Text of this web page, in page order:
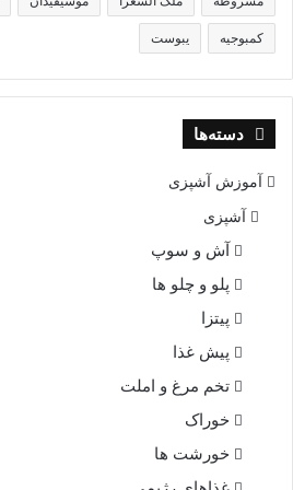
کمبوجیه یبوست
دسته‌ها
آموزش آشپزی
آشپزی
آش و سوپ
پلو و چلو ها
پیتزا
پیش غذا
تخم مرغ و املت
خوراک
خورشت ها